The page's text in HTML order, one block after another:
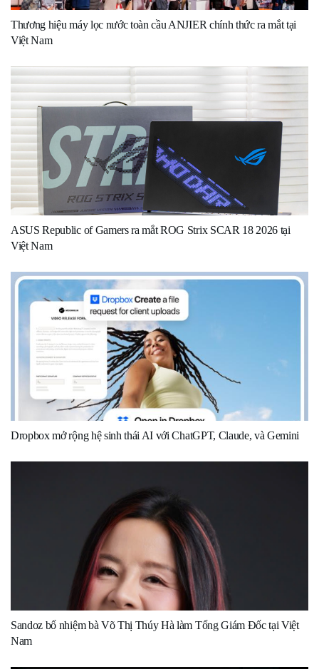
Thương hiệu máy lọc nước toàn cầu ANJIER chính thức ra mắt tại
Việt Nam
ASUS Republic of Gamers ra mắt ROG Strix SCAR 18 2026 tại
Việt Nam
Dropbox mở rộng hệ sinh thái AI với ChatGPT, Claude, và Gemini
Sandoz bổ nhiệm bà Võ Thị Thúy Hà làm Tổng Giám Đốc tại Việt
Nam